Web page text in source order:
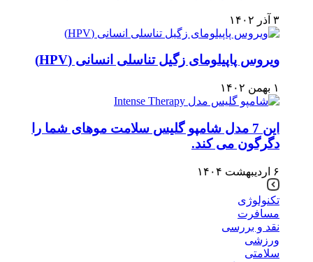
۳ آذر ۱۴۰۲
ویروس پاپیلومای زگیل تناسلی انسانی (HPV)
۱ بهمن ۱۴۰۲
این 7 مدل شامپو گلیس سلامت موهای شما را
دگرگون می کند.
۶ اردیبهشت ۱۴۰۴
تکنولوژی
مسافرت
نقد و بررسی
ورزشی
سلامتی